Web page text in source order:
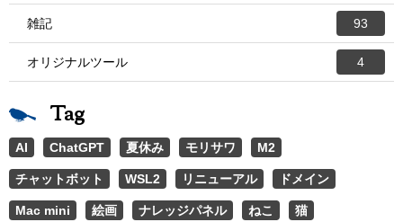
雑記 93
オリジナルツール 4
Tag
AI ChatGPT 夏休み モリサワ M2
チャットボット WSL2 リニューアル ドメイン
Mac mini 絵画 ナレッジパネル ねこ 猫